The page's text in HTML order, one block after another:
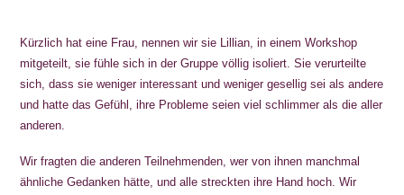
Kürzlich hat eine Frau, nennen wir sie Lillian, in einem Workshop
mitgeteilt, sie fühle sich in der Gruppe völlig isoliert. Sie verurteilte
sich, dass sie weniger interessant und weniger gesellig sei als andere
und hatte das Gefühl, ihre Probleme seien viel schlimmer als die aller
anderen.
Wir fragten die anderen Teilnehmenden, wer von ihnen manchmal
ähnliche Gedanken hätte, und alle streckten ihre Hand hoch. Wir